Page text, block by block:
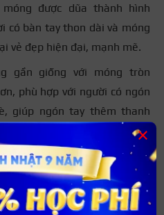
được dũa thành hình
có bàn tay thon dài và móng
vẻ đẹp hiện đại, mạnh mẽ.
gần giống với móng tròn
phù hợp với người có ngón
giúp ngón tay thêm thanh
móng vuông được bo tròn
cảm giác nhẹ nhàng nhưng
×